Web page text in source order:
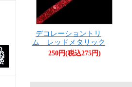
デコレーショントリ
ム レッドメタリック
250円(税込275円)